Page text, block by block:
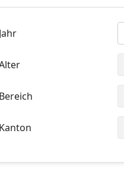
Jahr
Bereich
Kanton